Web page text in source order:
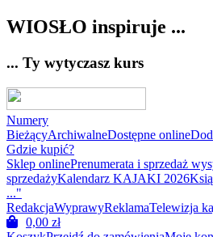
WIOSŁO inspiruje ...
... Ty wytyczasz kurs
Numery
BieżącyArchiwalneDostępne online
Gdzie kupić?
Sklep onlinePrenumerata i sprzedaż
sprzedażyKalendarz KAJAKI 2026
..."
RedakcjaWyprawyReklamaTelewizja
0,00 zł